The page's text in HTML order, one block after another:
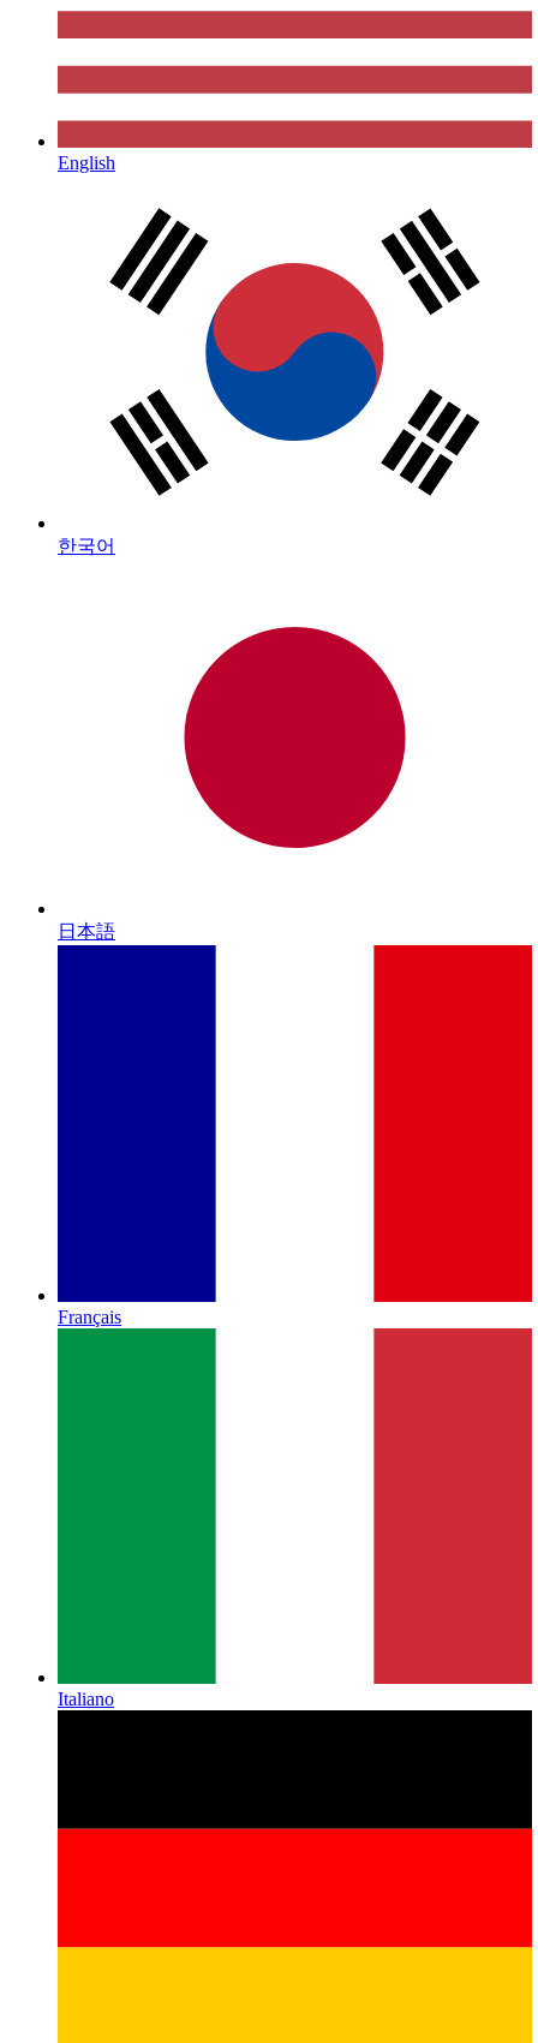
English
한국어
日本語
Français
Italiano